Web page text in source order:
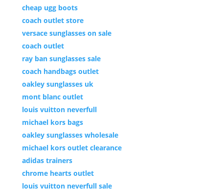
cheap ugg boots
coach outlet store
versace sunglasses on sale
coach outlet
ray ban sunglasses sale
coach handbags outlet
oakley sunglasses uk
mont blanc outlet
louis vuitton neverfull
michael kors bags
oakley sunglasses wholesale
michael kors outlet clearance
adidas trainers
chrome hearts outlet
louis vuitton neverfull sale